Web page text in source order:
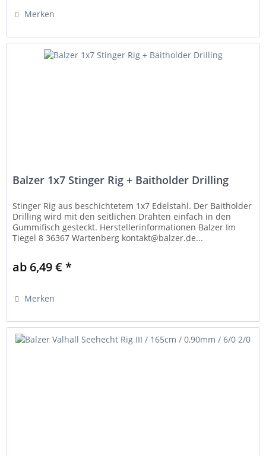
Merken
Balzer 1x7 Stinger Rig + Baitholder Drilling
Stinger Rig aus beschichtetem 1x7 Edelstahl. Der Baitholder
Drilling wird mit den seitlichen Drähten einfach in den
Gummifisch gesteckt. Herstellerinformationen Balzer Im
Tiegel 8 36367 Wartenberg kontakt@balzer.de...
ab 6,49 € *
Merken